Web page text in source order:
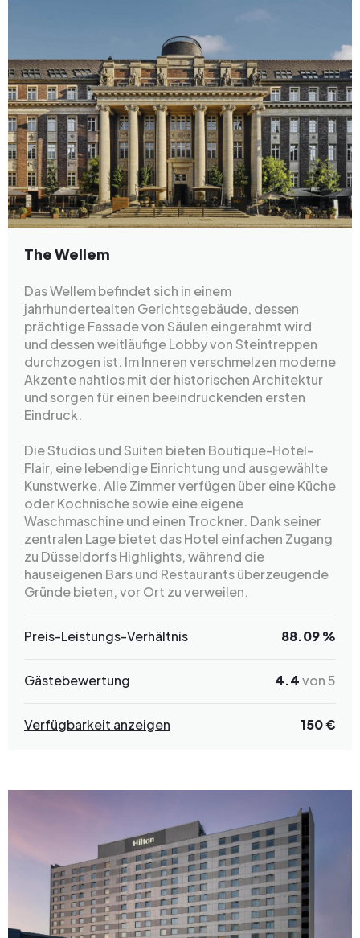
The Wellem
Das Wellem befindet sich in einem
jahrhundertealten Gerichtsgebäude, dessen
prächtige Fassade von Säulen eingerahmt wird
und dessen weitläufige Lobby von Steintreppen
durchzogen ist. Im Inneren verschmelzen moderne
Akzente nahtlos mit der historischen Architektur
und sorgen für einen beeindruckenden ersten
Eindruck.
Die Studios und Suiten bieten Boutique-Hotel-
Flair, eine lebendige Einrichtung und ausgewählte
Kunstwerke. Alle Zimmer verfügen über eine Küche
oder Kochnische sowie eine eigene
Waschmaschine und einen Trockner. Dank seiner
zentralen Lage bietet das Hotel einfachen Zugang
zu Düsseldorfs Highlights, während die
hauseigenen Bars und Restaurants überzeugende
Gründe bieten, vor Ort zu verweilen.
Preis-Leistungs-Verhältnis 88.09 %
Gästebewertung 4.4von 5
Verfügbarkeit anzeigen 150 €